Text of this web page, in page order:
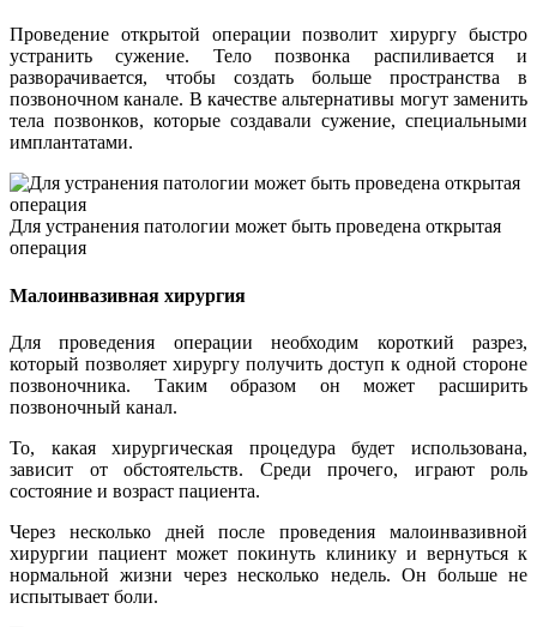
Проведение открытой операции позволит хирургу быстро
устранить сужение. Тело позвонка распиливается и
разворачивается, чтобы создать больше пространства в
позвоночном канале. В качестве альтернативы могут заменить
тела позвонков, которые создавали сужение, специальными
имплантатами.
Для устранения патологии может быть проведена открытая
операция
Малоинвазивная хирургия
Для проведения операции необходим короткий разрез,
который позволяет хирургу получить доступ к одной стороне
позвоночника. Таким образом он может расширить
позвоночный канал.
То, какая хирургическая процедура будет использована,
зависит от обстоятельств. Среди прочего, играют роль
состояние и возраст пациента.
Через несколько дней после проведения малоинвазивной
хирургии пациент может покинуть клинику и вернуться к
нормальной жизни через несколько недель. Он больше не
испытывает боли.